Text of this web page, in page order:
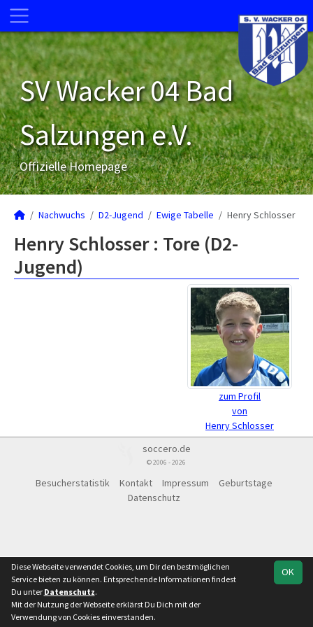
SV Wacker 04 Bad
Salzungen e.V.
Offizielle Homepage
Nachwuchs D2-Jugend Ewige Tabelle Henry Schlosser
Henry Schlosser : Tore (D2-
Jugend)
zum Profil
von
Henry Schlosser
soccero.de
© 2006 - 2026
Besucherstatistik Kontakt Impressum
Geburtstage
Datenschutz
OK
Diese Webseite verwendet Cookies, um Dir den bestmöglichen
Service bieten zu können. Entsprechende Informationen findest
Du unter Datenschutz.
Mit der Nutzung der Webseite erklärst Du Dich mit der
Verwendung von Cookies einverstanden.